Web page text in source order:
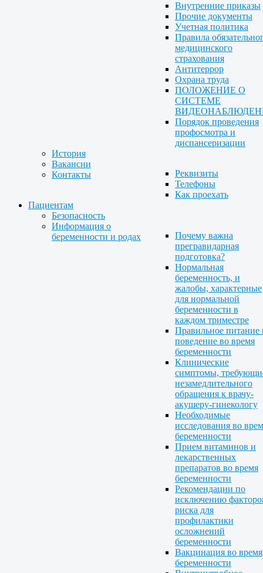
Внутренние приказы
Прочие документы
Учетная политика
Правила
медицинского
страхования
Антитеррор
Охрана труда
ПОЛОЖЕНИЕ О
СИСТЕМЕ
Порядок проведения
профосмотра и
диспансеризации
История
Вакансии
Контакты
Реквизиты
Телефоны
Как проехать
Пациентам
Безопасность
Информация о
беременности и родах
Почему важна
прегравидарная
подготовка?
Нормальная
беременность, и
жалобы, характерные
для нормальной
беременности в
каждом триместре
Правильное питание
поведение во время
беременности
Клинические
симптомы,
незамедлительного
обращения к врачу-
акушеру-гинекологу
Необходимые
исследования во
беременности
Прием витаминов и
лекарственных
препаратов во время
беременности
Рекомендации по
исключению
риска для
профилактики
осложнений
беременности
Вакцинация во время
беременности